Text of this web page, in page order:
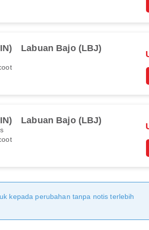
Labuan Bajo (LBJ)
Labuan Bajo (LBJ)
kepada perubahan tanpa notis terlebih